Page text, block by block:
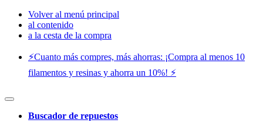
Volver al menú principal
al contenido
a la cesta de la compra
⚡️Cuanto más compres, más ahorras: ¡Compra al menos 10
filamentos y resinas y ahorra un 10%! ⚡️
Buscador de repuestos